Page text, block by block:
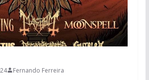
Fernando Ferreira